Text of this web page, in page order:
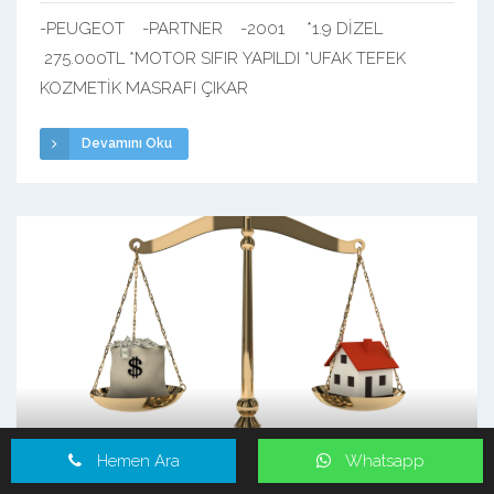
-PEUGEOT -PARTNER -2001 *1.9 DİZEL
275.000TL *MOTOR SIFIR YAPILDI *UFAK TEFEK
KOZMETİK MASRAFI ÇIKAR
Devamını Oku
Hemen Ara Whatsapp